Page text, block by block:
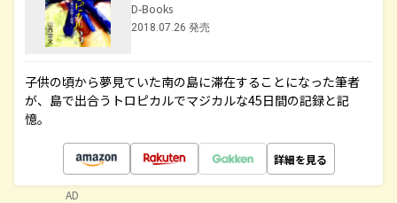
D-Books
2018.07.26 発売
子供の頃から夢見ていた南の島に滞在することになった筆者
が、島で出合うトロピカルでマジカルな45日間の記録と記
憶。
詳細を見る
AD